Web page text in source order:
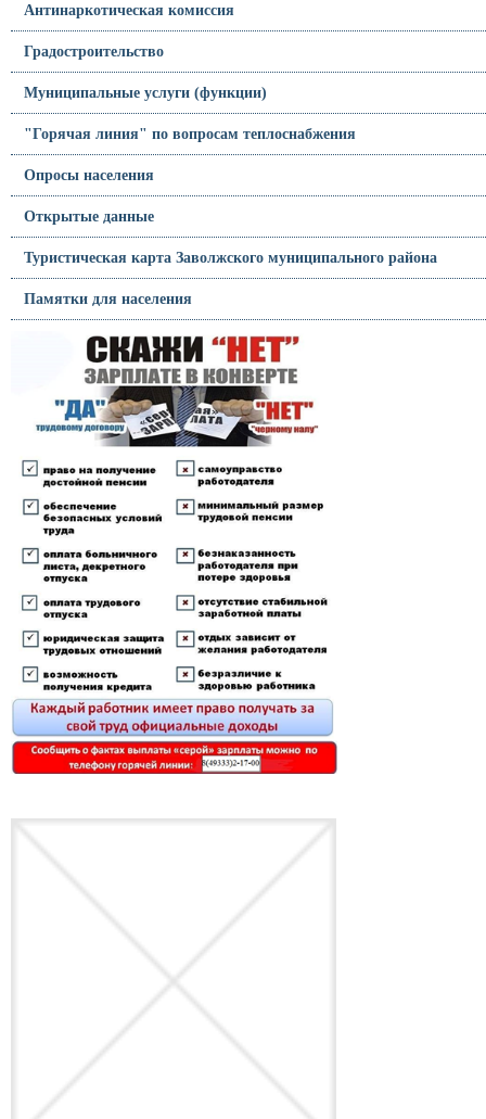
Антинаркотическая комиссия
Градостроительство
Муниципальные услуги (функции)
"Горячая линия" по вопросам теплоснабжения
Опросы населения
Открытые данные
Туристическая карта Заволжского муниципального района
Памятки для населения